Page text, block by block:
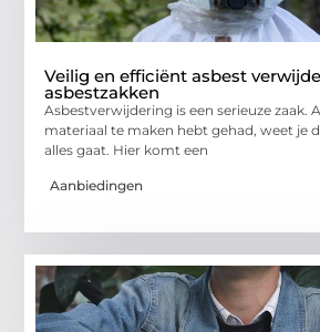
Veilig en efficiënt asbest
asbestzakken
Asbestverwijdering is een serieuze zaak.
materiaal te maken hebt gehad, weet je
alles gaat. Hier komt een
Aanbiedingen